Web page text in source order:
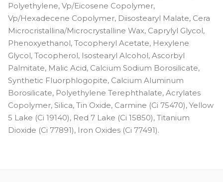
Polyethylene, Vp/Eicosene Copolymer,
Vp/Hexadecene Copolymer, Diisostearyl Malate, Cera
Microcristallina/Microcrystalline Wax, Caprylyl Glycol,
Phenoxyethanol, Tocopheryl Acetate, Hexylene
Glycol, Tocopherol, Isostearyl Alcohol, Ascorbyl
Palmitate, Malic Acid, Calcium Sodium Borosilicate,
Synthetic Fluorphlogopite, Calcium Aluminum
Borosilicate, Polyethylene Terephthalate, Acrylates
Copolymer, Silica, Tin Oxide, Carmine (Ci 75470), Yellow
5 Lake (Ci 19140), Red 7 Lake (Ci 15850), Titanium
Dioxide (Ci 77891), Iron Oxides (Ci 77491).